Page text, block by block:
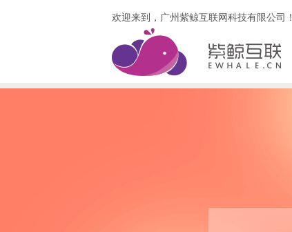
欢迎来到，广州紫鲸互联网科技有限公司！